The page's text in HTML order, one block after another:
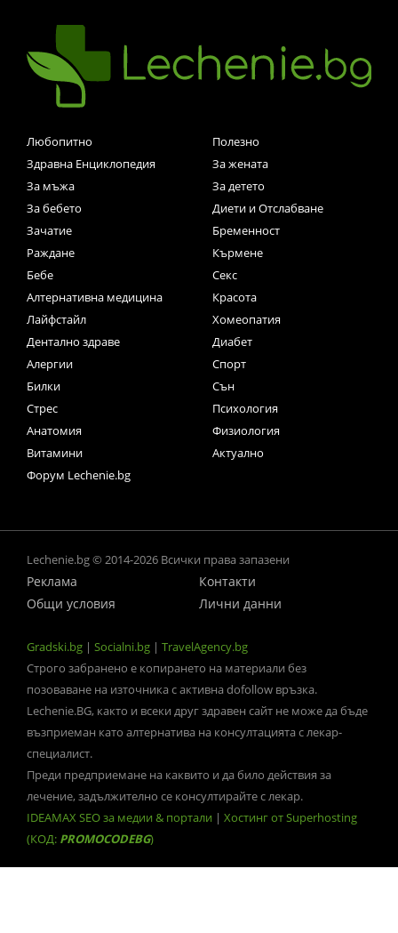
Любопитно
Полезно
Здравна Енциклопедия
За жената
За мъжа
За детето
За бебето
Диети и Отслабване
Зачатие
Бременност
Раждане
Кърмене
Бебе
Секс
Алтернативна медицина
Красота
Лайфстайл
Хомеопатия
Дентално здраве
Диабет
Алергии
Спорт
Билки
Сън
Стрес
Психология
Анатомия
Физиология
Витамини
Актуално
Форум Lechenie.bg
Lechenie.bg © 2014-2026 Всички права запазени
Реклама
Контакти
Общи условия
Лични данни
Gradski.bg | Socialni.bg | TravelAgency.bg
Строго забранено е копирането на материали без
позоваване на източника с активна dofollow връзка.
Lechenie.BG, както и всеки друг здравен сайт не може да бъде
възприеман като алтернатива на консултацията с лекар-
специалист.
Преди предприемане на каквито и да било действия за
лечение, задължително се консултирайте с лекар.
IDEAMAX SEO за медии & портали | Хостинг от Superhosting
(КОД: PROMOCODEBG)